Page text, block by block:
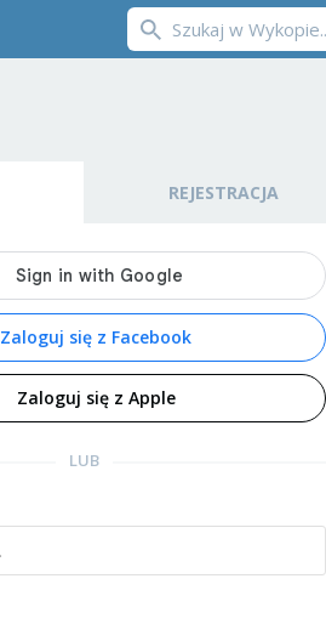
REJESTRACJA
Zaloguj się z Facebook
Zaloguj się z Apple
LUB